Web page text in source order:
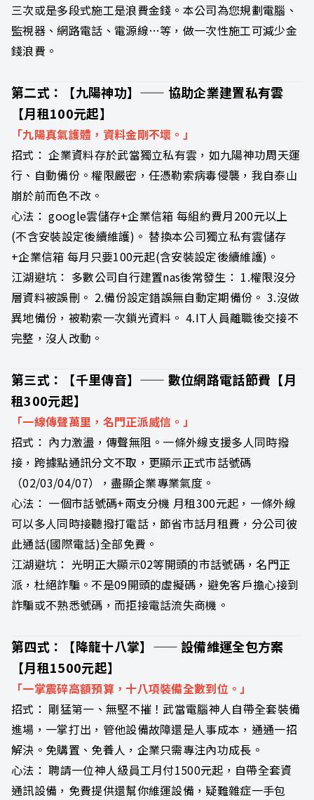
三次或是多段式施工是浪費金錢。本公司為您規劃電腦、
監視器、網路電話、電源線…等，做一次性施工可減少金
錢浪費。
第二式：【九陽神功】—— 協助企業建置私有雲
【月租100元起】
「九陽真氣護體，資料金剛不壞。」
招式： 企業資料存於武當獨立私有雲，如九陽神功周天運
行、自動備份。權限嚴密，任憑勒索病毒侵襲，我自泰山
崩於前而色不改。
心法： google雲儲存+企業信箱 每組約費月200元以上
(不含安裝設定後續維護)。 替換本公司獨立私有雲儲存
+企業信箱 每月只要100元起(含安裝設定後續維護)。
江湖避坑： 多數公司自行建置nas後常發生： 1.權限沒分
層資料被誤刪。 2.備份設定錯誤無自動定期備份。 3.沒做
異地備份，被勒索一次鎖光資料。 4.IT人員離職後交接不
完整，沒人改動。
第三式：【千里傳音】—— 數位網路電話節費【月
租300元起】
「一線傳聲萬里，名門正派威信。」
招式： 內力激盪，傳聲無阻。一條外線支援多人同時撥
接，跨據點通訊分文不取，更顯示正式市話號碼
（02/03/04/07），盡顯企業專業氣度。
心法： 一個市話號碼+兩支分機 月租300元起，一條外線
可以多人同時接聽撥打電話，節省市話月租費，分公司彼
此通話(國際電話)全部免費。
江湖避坑： 光明正大顯示02等開頭的市話號碼，名門正
派，杜絕詐騙。不是09開頭的虛擬碼，避免客戶擔心接到
詐騙或不熟悉號碼，而拒接電話流失商機。
第四式：【降龍十八掌】—— 設備維運全包方案
【月租1500元起】
「一掌震碎高額預算，十八項裝備全數到位。」
招式： 剛猛第一、無堅不摧！武當電腦神人自帶全套裝備
進場，一掌打出，管他設備故障還是人事成本，通通一招
解決。免購置、免養人，企業只需專注內功成長。
心法： 聘請一位神人級員工月付1500元起，自帶全套資
通訊設備，免費提供還幫你維運設備，疑難雜症一手包